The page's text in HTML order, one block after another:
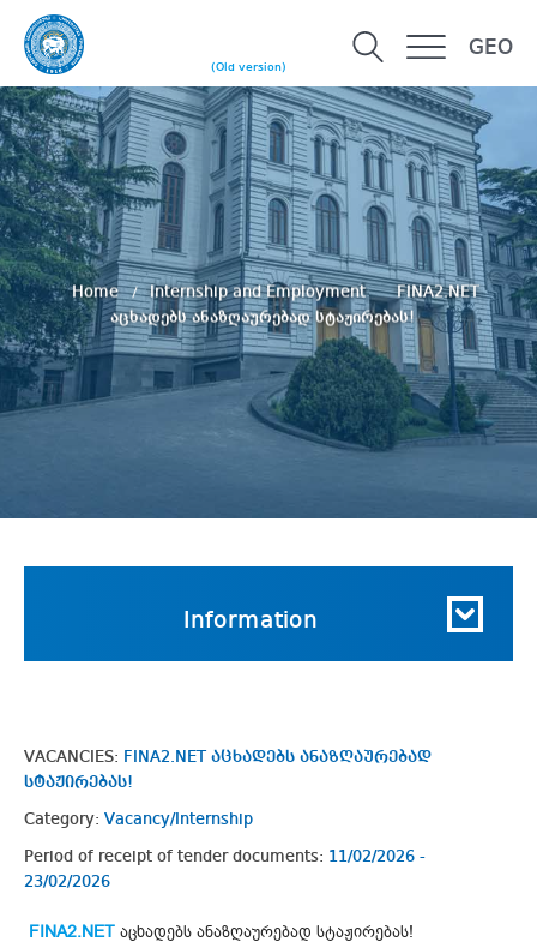
(Old version)
GEO
Home Internship and Employment
FINA2.NET
აცხადებს ანაზღაურებად სტაჟირებას!
Information
VACANCIES: FINA2.NET აცხადებს ანაზღაურებად
სტაჟირებას!
Category: Vacancy/Internship
Period of receipt of tender documents: 11/02/2026 -
23/02/2026
FINA2.NET აცხადებს ანაზღაურებად სტაჟირებას!